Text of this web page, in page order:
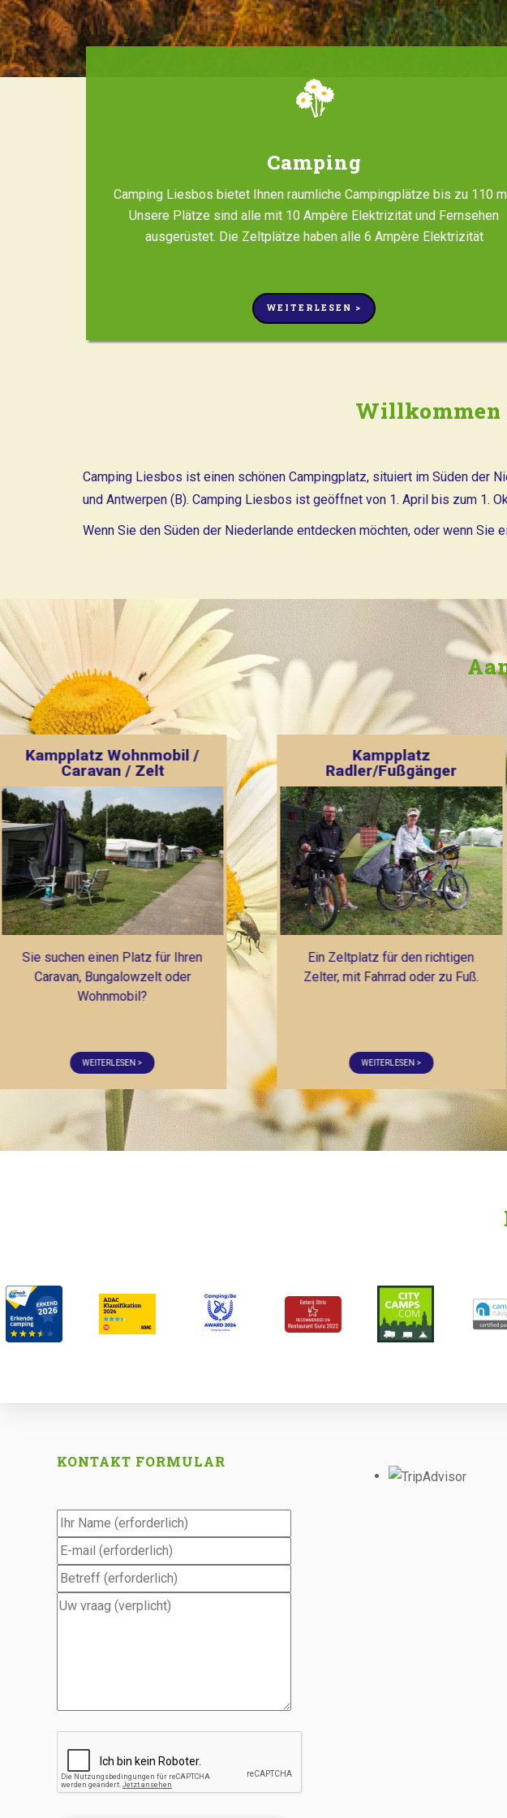
Camping
Camping Liesbos bietet Ihnen raumliche Campingplätze bis zu 110
Unsere Plätze sind alle mit 10 Ampère Elektrizität und Fernsehen
ausgerüstet. Die Zeltplätze haben alle 6 Ampère Elektrizität
WEITERLESEN >
Willkommen
Camping Liesbos ist einen schönen Campingplatz, situiert im Süden der
und Antwerpen (B). Camping Liesbos ist geöffnet von 1. April bis zum 1.
Wenn Sie den Süden der Niederlande entdecken möchten, oder wenn
Kampplatz
Radler/Fußgänger
Ein Zeltplatz für den richtigen
Zelter, mit Fahrrad oder zu Fuß.
WEITERLESEN >
Kampplatz
Caravan / Zelt
Sie suchen einen Platz für
Caravan, Bungalowzelt
WEITERLESEN >
KONTAKT FORMULAR